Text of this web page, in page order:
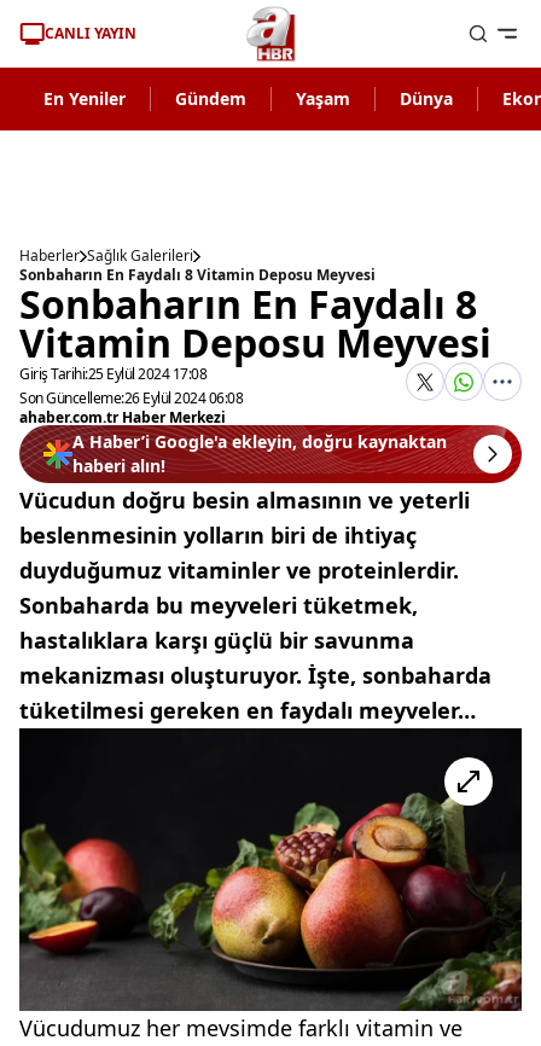
CANLI YAYIN
En Yeniler Gündem Yaşam Dünya
Haberler Sağlık Galerileri
Sonbaharın En Faydalı 8 Vitamin Deposu Meyvesi
Sonbaharın En Faydalı 8
Vitamin Deposu Meyvesi
Giriş Tarihi:25 Eylül 2024 17:08
Son Güncelleme:26 Eylül 2024 06:08
ahaber.com.tr Haber Merkezi
A Haber’i Google'a ekleyin, doğru kaynaktan
haberi alın!
Vücudun doğru besin almasının ve yeterli
beslenmesinin yolların biri de ihtiyaç
duyduğumuz vitaminler ve proteinlerdir.
Sonbaharda bu meyveleri tüketmek,
hastalıklara karşı güçlü bir savunma
mekanizması oluşturuyor. İşte, sonbaharda
tüketilmesi gereken en faydalı meyveler…
Vücudumuz her mevsimde farklı vitamin ve